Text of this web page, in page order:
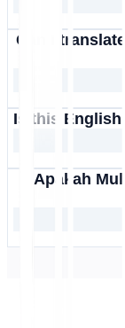
Can I
Is this
Apakah